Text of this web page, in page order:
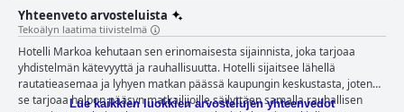
Yhteenveto arvosteluista
Tekoälyn laatima tiivistelmä
Hotelli Markoa kehutaan sen erinomaisesta sijainnista, joka tarjoaa
yhdistelmän kätevyyttä ja rauhallisuutta. Hotelli sijaitsee lähellä
rautatieasemaa ja lyhyen matkan päässä kaupungin keskustasta, joten
se tarjoaa helpon pääsyn matkailijoille säilyttäen samalla rauhallisen
Lue kaikkien luokkien arvostelujen yhteenvedot